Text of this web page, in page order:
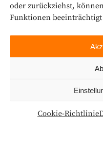
oder zurückziehst,
Funktionen
Cookie-Richtlinie
Sie haben ein